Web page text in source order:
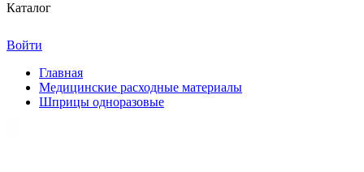
Каталог
Войти
Главная
Медицинские расходные материалы
Шприцы одноразовые